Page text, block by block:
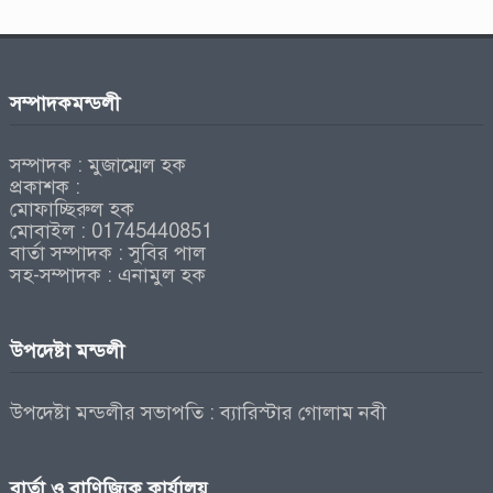
সম্পাদকমন্ডলী
সম্পাদক : মুজাম্মেল হক
প্রকাশক :
মোফাচ্ছিরুল হক
মোবাইল : 01745440851
বার্তা সম্পাদক : সুবির পাল
সহ-সম্পাদক : এনামুল হক
উপদেষ্টা মন্ডলী
উপদেষ্টা মন্ডলীর সভাপতি : ব্যারিস্টার গোলাম নবী